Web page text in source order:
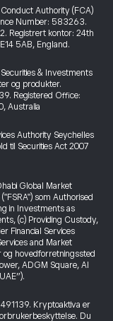
Authority (FCA)
Number: 583263.
Registrert kontor: 24th
5AB, England.
& Investments
og produkter.
Registered Office:
Australia
Authority Seychelles
til Securities Act 2007
Global Market
som Authorised
in Investments as
(c) Providing Custody,
Financial Services
and Market
og hovedforretningssted
ADGM Square, Al
Kryptoaktiva er
Du